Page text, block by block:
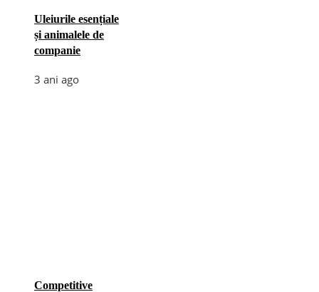
Uleiurile esențiale
și animalele de
companie
3 ani ago
Competitive